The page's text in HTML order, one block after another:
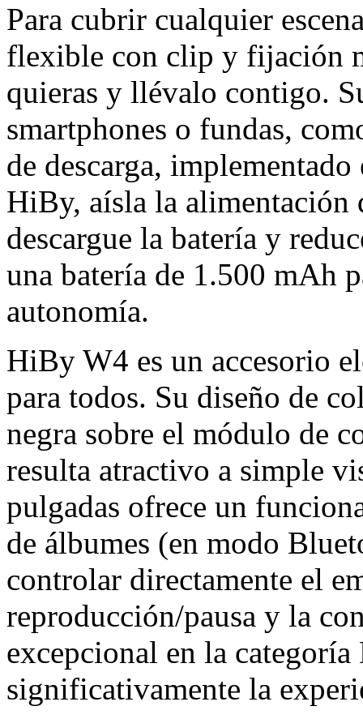
Para cubrir cualquier
flexible con clip y fijación
quieras y llévalo contigo.
smartphones o fundas,
de descarga,
HiBy, aísla la alimentación
descargue la batería y
una batería de 1.500 mAh
autonomía.
HiBy W4 es un accesorio
para todos. Su diseño de
negra sobre el módulo de
resulta atractivo a simple
pulgadas ofrece un
de álbumes (en modo
controlar directamente el
reproducción/pausa y la
excepcional en la
significativamente la